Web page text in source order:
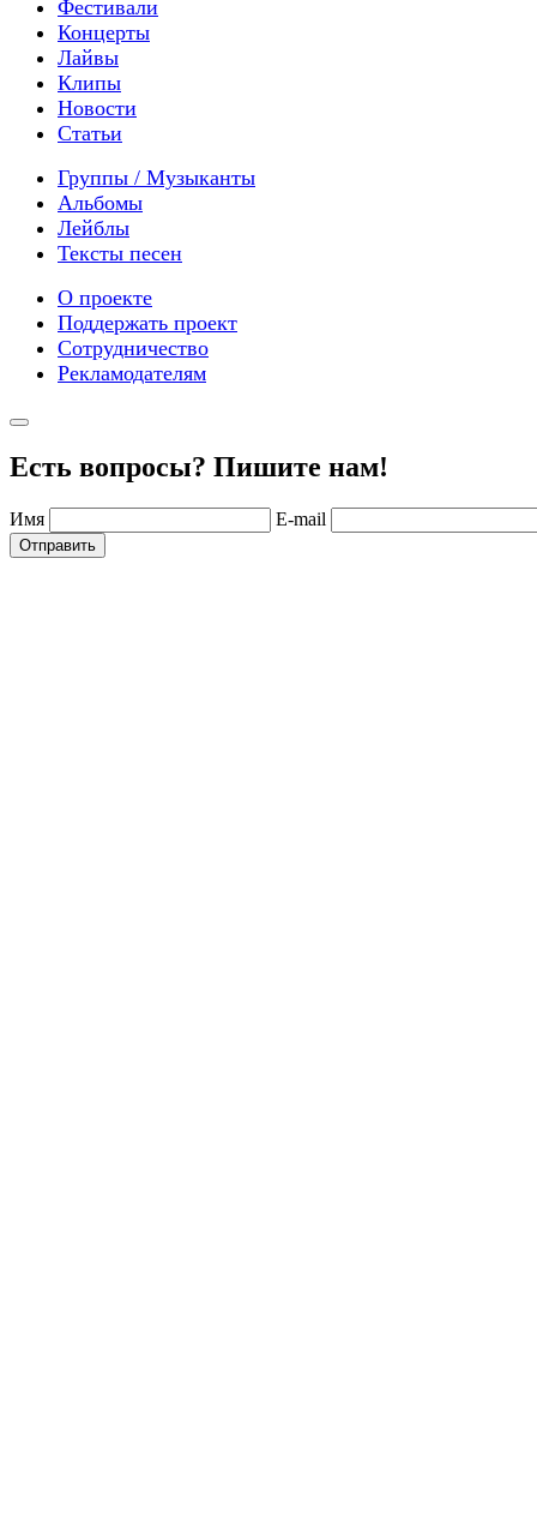
Фестивали
Концерты
Лайвы
Клипы
Новости
Статьи
Группы / Музыканты
Альбомы
Лейблы
Тексты песен
О проекте
Поддержать проект
Сотрудничество
Рекламодателям
Есть вопросы? Пишите нам!
Имя E-mail